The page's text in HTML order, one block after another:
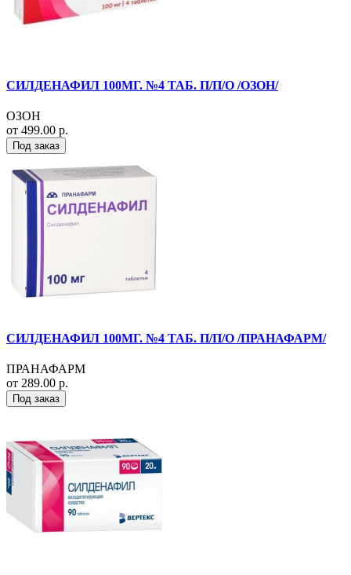
СИЛДЕНАФИЛ 100МГ. №4 ТАБ. П/П/О /ОЗОН/
ОЗОН
от 499.00 р.
Под заказ
СИЛДЕНАФИЛ 100МГ. №4 ТАБ. П/П/О /ПРАНАФАРМ/
ПРАНАФАРМ
от 289.00 р.
Под заказ